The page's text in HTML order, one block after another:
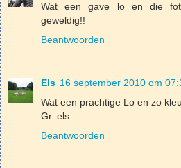
Wat een gave lo en die
geweldig!!
Beantwoorden
Els 16 september 2010 om
Wat een prachtige Lo en zo
Gr. els
Beantwoorden